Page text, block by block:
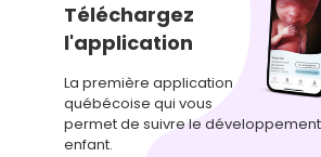
Téléchargez
l'application
La première application
québécoise qui vous
permet de suivre le
enfant.